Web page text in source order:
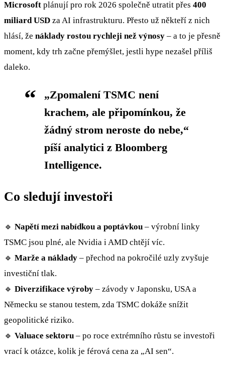
Microsoft plánují pro rok 2026 společně utratit přes 400
miliard USD za AI infrastrukturu. Přesto už někteří z nich
hlásí, že náklady rostou rychleji než výnosy – a to je přesně
moment, kdy trh začne přemýšlet, jestli hype nezašel příliš
daleko.
„Zpomalení TSMC není
krachem, ale připomínkou, že
žádný strom neroste do nebe,“
píší analytici z Bloomberg
Intelligence.
Co sledují investoři
🔹 Napětí mezi nabídkou a poptávkou – výrobní linky
TSMC jsou plné, ale Nvidia i AMD chtějí víc.
🔹 Marže a náklady – přechod na pokročilé uzly zvyšuje
investiční tlak.
🔹 Diverzifikace výroby – závody v Japonsku, USA a
Německu se stanou testem, zda TSMC dokáže snížit
geopolitické riziko.
🔹 Valuace sektoru – po roce extrémního růstu se investoři
vrací k otázce, kolik je férová cena za „AI sen“.